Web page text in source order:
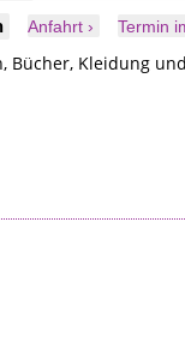
Anfahrt › Termin
Kleidung